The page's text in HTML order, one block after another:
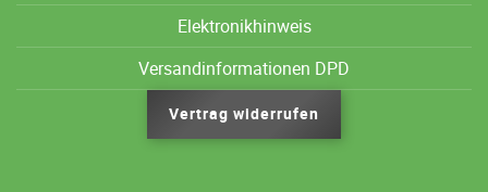
Elektronikhinweis
Versandinformationen DPD
Vertrag widerrufen